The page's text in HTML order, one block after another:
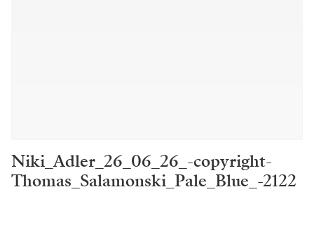
Niki_Adler_26_06_26_-copyright-
Thomas_Salamonski_Pale_Blue_-2122